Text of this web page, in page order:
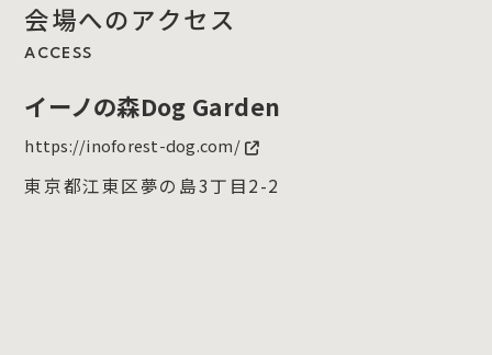
会場へのアクセス
ACCESS
イーノの森Dog Garden
https://inoforest-dog.com/
東京都江東区夢の島3丁目2-2